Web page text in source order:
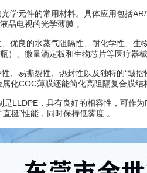
学元件的常用材料。具体应用包括
晶电视的光学薄膜 。
优良的水蒸气阻隔性、耐化学性、生
）、微量滴定板和生物芯片等医疗器
、易撕裂性、热封性以及独特的“皱摺
属化COC薄膜还能简化高阻隔复合膜结
LLDPE，具有良好的相容性，可作为
挺”性能，同时保持低雾度 。